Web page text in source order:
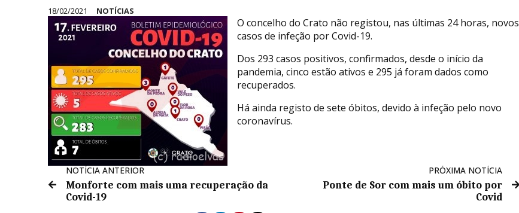
18/02/2021 NOTÍCIAS
O concelho do Crato não registou, nas últimas 24 horas, novos
casos de infeção por Covid-19.
Dos 293 casos positivos, confirmados, desde o início da
pandemia, cinco estão ativos e 295 já foram dados como
recuperados.
Há ainda registo de sete óbitos, devido à infeção pelo novo
coronavírus.
NOTÍCIA ANTERIOR
Monforte com mais uma recuperação da
Covid-19
PRÓXIMA NOTÍCIA
Ponte de Sor com mais um óbito por
Covid